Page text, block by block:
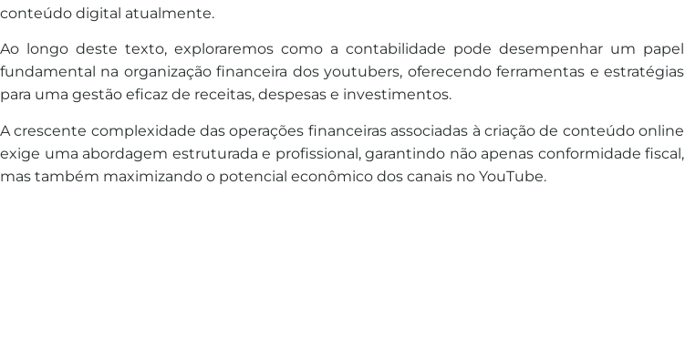
conteúdo digital atualmente.
Ao longo deste texto, exploraremos como a contabilidade pode desempenhar um papel
fundamental na organização financeira dos youtubers, oferecendo ferramentas e estratégias
para uma gestão eficaz de receitas, despesas e investimentos.
A crescente complexidade das operações financeiras associadas à criação de conteúdo online
exige uma abordagem estruturada e profissional, garantindo não apenas conformidade fiscal,
mas também maximizando o potencial econômico dos canais no YouTube.